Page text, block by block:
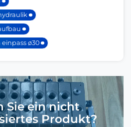
ø30
Sie ein nicht
Produkt?